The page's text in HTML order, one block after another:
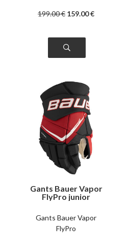
199.00€ 159.00€
Gants Bauer Vapor
FlyPro junior
Gants Bauer Vapor
FlyPro